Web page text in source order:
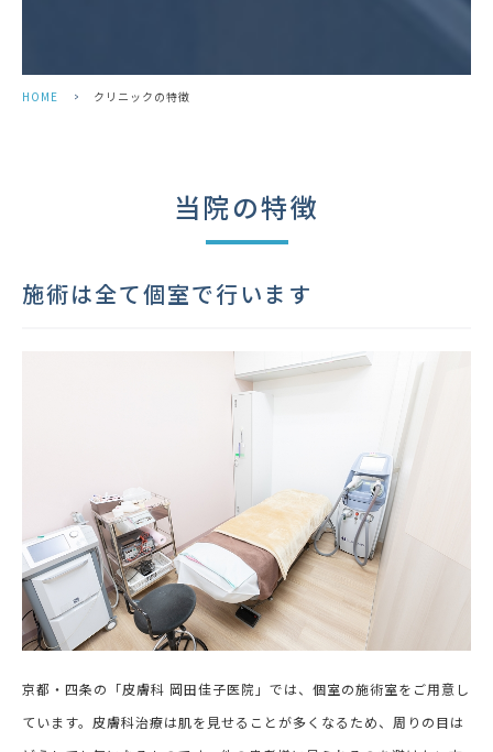
HOME > クリニックの特徴
当院の特徴
施術は全て個室で行います
京都・四条の「皮膚科 岡田佳子医院」では、個室の施術室をご用意し
ています。皮膚科治療は肌を見せることが多くなるため、周りの目は